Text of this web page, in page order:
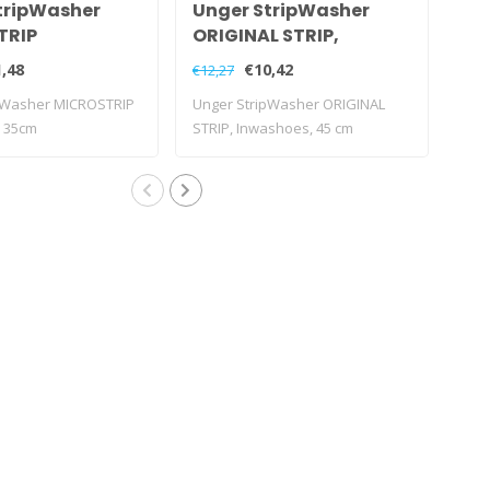
35cm
MICROSTRIP
Unger StripWasher
ORIGINAL STRIP,
Inwashoes, 45 cm
€12,27 €10,42
Unger StripWasher ORIGINAL
STRIP, Inwashoes, 45 cm